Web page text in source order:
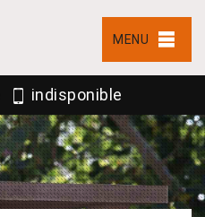
MENU
indisponible